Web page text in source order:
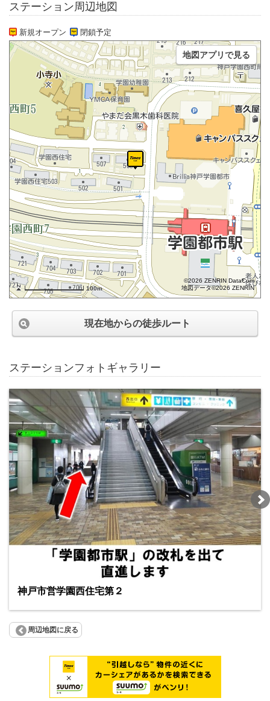
ステーション周辺地図
新規オープン 閉鎖予定
100m
©2026 ZENRIN DataCom
地図データ©2026 ZENRIN
地図アプリで見る
現在地からの徒歩ルート
ステーションフォトギャラリー
神戸市営学園西住宅第２
周辺地図に戻る